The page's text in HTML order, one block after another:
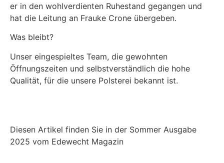
er in den wohlverdienten Ruhestand gegangen und
hat die Leitung an Frauke Crone übergeben.
Was bleibt?
Unser eingespieltes Team, die gewohnten
Öffnungszeiten und selbstverständlich die hohe
Qualität, für die unsere Polsterei bekannt ist.
Diesen Artikel finden Sie in der Sommer Ausgabe
2025 vom Edewecht Magazin